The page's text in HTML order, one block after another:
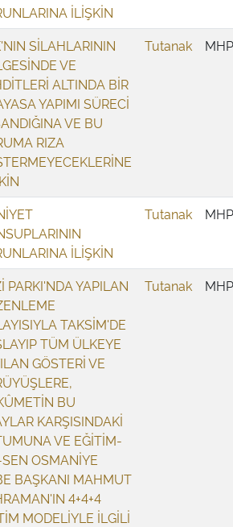
İLİŞKİN
SİLAHLARININ
VE
ALTINDA BİR
YAPIMI SÜRECİ
VE BU
RIZA
Tutanak MHP
İLİŞKİN
Tutanak MHP
PARKI'NDA YAPILAN
TAKSİM'DE
TÜM ÜLKEYE
GÖSTERİ VE
BU
KARŞISINDAKİ
VE EĞİTİM-
OSMANİYE
BAŞKANI MAHMUT
4+4+4
MODELİYLE İLGİLİ
Tutanak MHP